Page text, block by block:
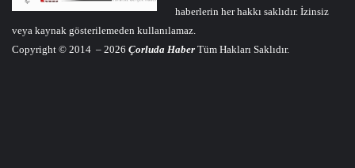
haberlerin her hakkı saklıdır. İzinsiz
veya kaynak gösterilemeden kullanılamaz.
Copyright © 2014 – 2026 Çorluda Haber Tüm Hakları Saklıdır.